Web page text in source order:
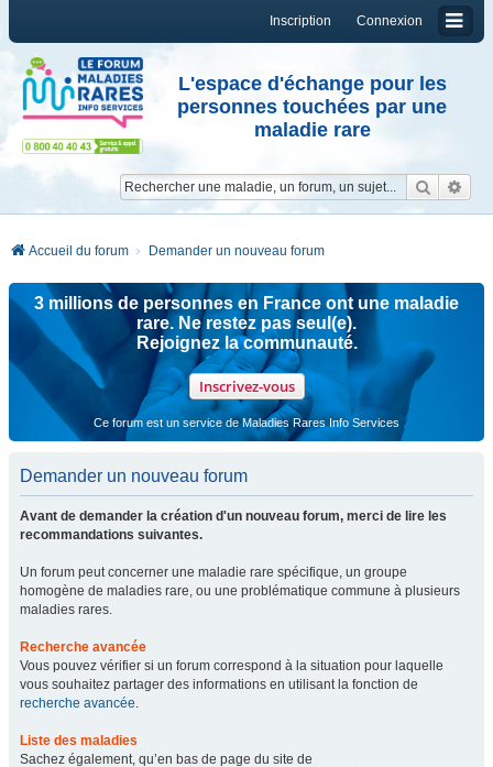
Connexion
Inscription
L'espace d'échange pour les
personnes touchées par une
maladie rare
Accueil du forum Demander un nouveau forum
3 millions de personnes en France ont une maladie
rare. Ne restez pas seul(e).
Rejoignez la communauté.
Inscrivez-vous
Ce forum est un service de Maladies Rares Info Services
Demander un nouveau forum
Avant de demander la création d'un nouveau forum, merci de lire les
recommandations suivantes.
Un forum peut concerner une maladie rare spécifique, un groupe
homogène de maladies rare, ou une problématique commune à plusieurs
maladies rares.
Recherche avancée
Vous pouvez vérifier si un forum correspond à la situation pour laquelle
vous souhaitez partager des informations en utilisant la fonction de
recherche avancée.
Liste des maladies
Sachez également, qu’en bas de page du site de